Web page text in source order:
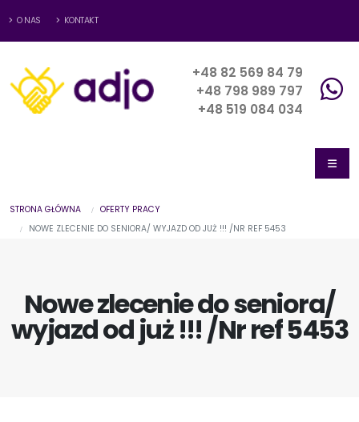
O NAS KONTAKT
+48 82 569 84 79
+48 798 989 797
+48 519 084 034
STRONA GŁÓWNA
OFERTY PRACY
NOWE ZLECENIE DO SENIORA/ WYJAZD OD JUŻ !!! /NR REF 5453
Nowe zlecenie do seniora/
wyjazd od już !!! /Nr ref 5453